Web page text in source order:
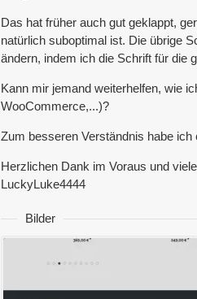
Das hat früher auch gut geklappt,
natürlich suboptimal ist. Die übrige
ändern, indem ich die Schrift für die
Kann mir jemand weiterhelfen, wie
WooCommerce,...)?
Zum besseren Verständnis habe
Herzlichen Dank im Voraus und
LuckyLuke4444
Bilder